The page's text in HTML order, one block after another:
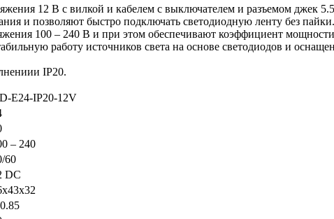
12 В с вилкой и кабелем с выключателем и разъемом джек
и позволяют быстро подключать светодиодную ленту без пайки.
100 – 240 В и при этом обеспечивают коэффициент
работу источников света на основе светодиодов и
IP20.
E24-IP20-12V
– 240
60
DC